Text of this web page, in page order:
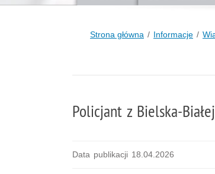
Strona główna Informacje
Policjant z Bielska-
Data publikacji 18.04.2026